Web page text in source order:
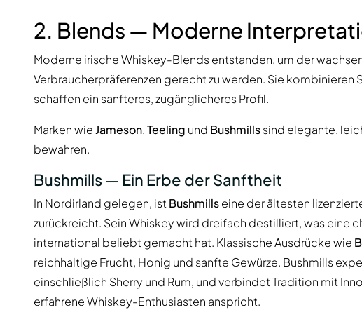
2. Blends — Moderne
Moderne irische Whiskey-Blends entstanden, um der
Verbraucherpräferenzen gerecht zu werden. Sie kombinieren
schaffen ein sanfteres, zugänglicheres Profil.
Marken wieJameson,Teeling und Bushmillssind elegante,
bewahren.
Bushmills — Ein Erbe der Sanftheit
In Nordirland gelegen, ist Bushmillseine der ältesten
zurückreicht. Sein Whiskey wird dreifach destilliert, was eine
international beliebt gemacht hat. Klassische Ausdrücke wie
reichhaltige Frucht, Honig und sanfte Gewürze. Bushmills
einschließlich Sherry und Rum, und verbindet Tradition mit
erfahrene Whiskey-Enthusiasten anspricht.